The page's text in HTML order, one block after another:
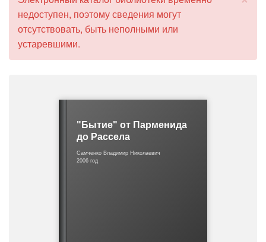
о
о
б
щ
е
недоступен, поэтому сведения могут
отсутствовать, быть неполными или
устаревшими.
"Бытие" от Парменида
до Рассела
Самченко Владимир Николаевич
2006 год